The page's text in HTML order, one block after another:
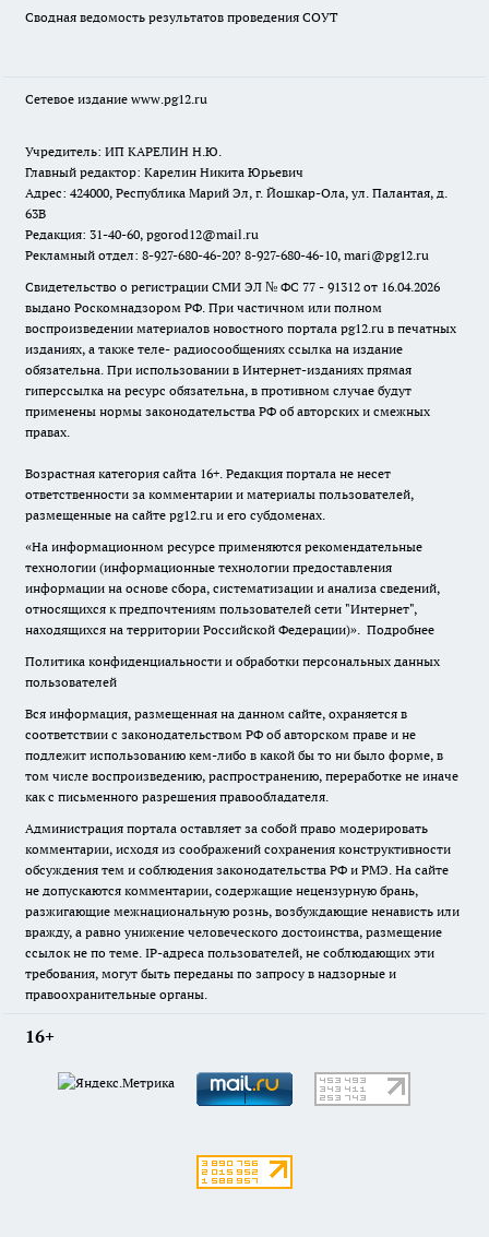
Сводная ведомость результатов проведения СОУТ
Сетевое издание www.pg12.ru
Учредитель: ИП КАРЕЛИН Н.Ю.
Главный редактор: Карелин Никита Юрьевич
Адрес: 424000, Республика Марий Эл, г. Йошкар-Ола, ул. Палантая, д.
63В
Редакция: 31-40-60, pgorod12@mail.ru
Рекламный отдел: 8-927-680-46-20? 8-927-680-46-10, mari@pg12.ru
Свидетельство о регистрации СМИ ЭЛ № ФС 77 - 91312 от 16.04.2026
выдано Роскомнадзором РФ. При частичном или полном
воспроизведении материалов новостного портала pg12.ru в печатных
изданиях, а также теле- радиосообщениях ссылка на издание
обязательна. При использовании в Интернет-изданиях прямая
гиперссылка на ресурс обязательна, в противном случае будут
применены нормы законодательства РФ об авторских и смежных
правах.
Возрастная категория сайта 16+. Редакция портала не несет
ответственности за комментарии и материалы пользователей,
размещенные на сайте pg12.ru и его субдоменах.
«На информационном ресурсе применяются рекомендательные
технологии (информационные технологии предоставления
информации на основе сбора, систематизации и анализа сведений,
относящихся к предпочтениям пользователей сети "Интернет",
находящихся на территории Российской Федерации)». Подробнее
Политика конфиденциальности и обработки персональных данных
пользователей
Вся информация, размещенная на данном сайте, охраняется в
соответствии с законодательством РФ об авторском праве и не
подлежит использованию кем-либо в какой бы то ни было форме, в
том числе воспроизведению, распространению, переработке не иначе
как с письменного разрешения правообладателя.
Администрация портала оставляет за собой право модерировать
комментарии, исходя из соображений сохранения конструктивности
обсуждения тем и соблюдения законодательства РФ и РМЭ. На сайте
не допускаются комментарии, содержащие нецензурную брань,
разжигающие межнациональную рознь, возбуждающие ненависть или
вражду, а равно унижение человеческого достоинства, размещение
ссылок не по теме. IP-адреса пользователей, не соблюдающих эти
требования, могут быть переданы по запросу в надзорные и
правоохранительные органы.
16+